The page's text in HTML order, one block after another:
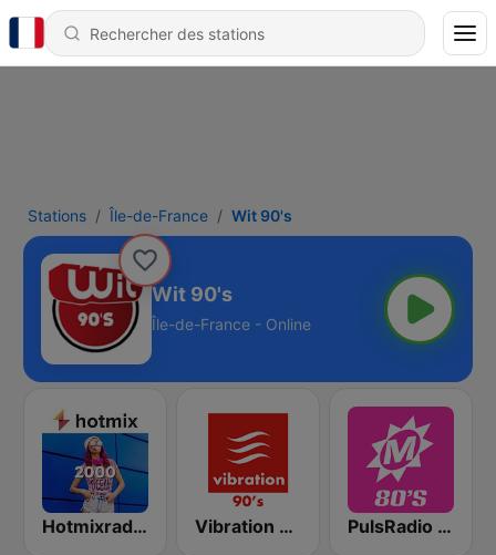
Stations Île-de-France Wit 90's
Wit 90's
Île-de-France - Online
Hotmixradio 2000 Vibration 90's PulsRadio 80's